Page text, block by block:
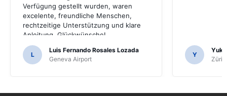
Verfügung gestellt wurden, waren
excelente, freundliche Menschen,
rechtzeitige Unterstützung und klare
Anleitung. Glückwünsche!
L
Luis Fernando Rosales Lozada
Geneva Airport
Y
Yuk